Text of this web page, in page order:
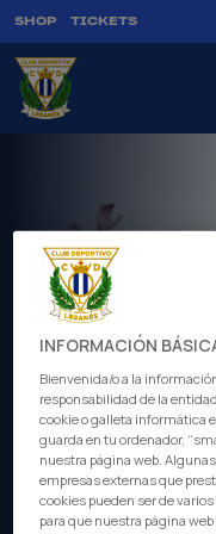
SHOP TICKETS
Legends of Leganés
INFORMACIÓN
Bienvenida/o a la
responsabilidad de la
cookie o galleta informática
guarda en tu ordenador,
nuestra página web.
empresas externas que
cookies pueden ser de
para que nuestra página